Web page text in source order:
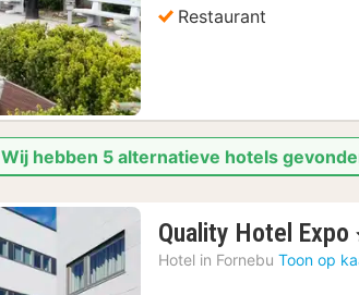
Restaurant
Wij hebben 5 alternatieve hotels
Quality Hotel Expo
Hotel in Fornebu Toon op